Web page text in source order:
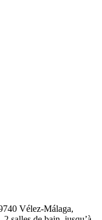
Vélez-Málaga,